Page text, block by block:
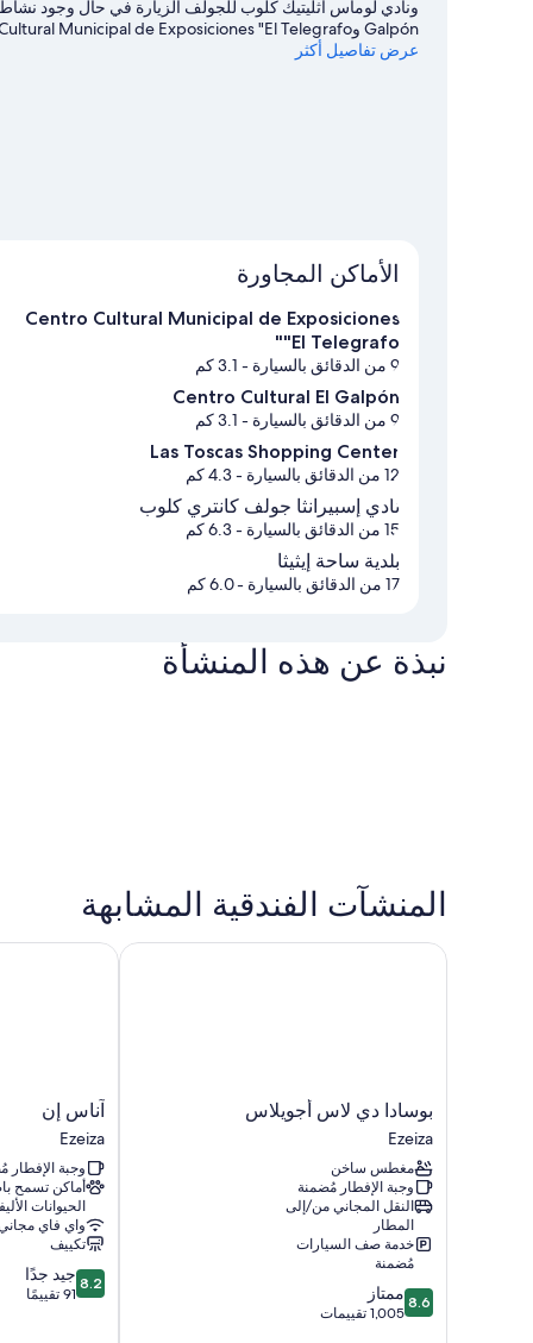
عرض تفاصيل أكثر
الأماكن المجاورة
Centro Cultural Municipal de Exposiciones
"El Telegrafo"
9 من الدقائق بالسيارة - 3.1 كم
Centro Cultural El Galpón
9 من الدقائق بالسيارة - 3.1 كم
Las Toscas Shopping Center
12 من الدقائق بالسيارة - 4.3 كم
نادي إسبيرانثا جولف كانتري كلوب
15 من الدقائق بالسيارة - 6.3 كم
بلدية ساحة إيثيثا
17 من الدقائق بالسيارة - 6.0 كم
نبذة عن هذه المنشأة
المنشآت الفندقية المشابهة
بوسادا
دي
لاس
أجويلاس
Ezeiza
بوسادا دي لاس أجويلاس
Ezeiza
مغطس ساخن
وجبة الإفطار مُضمنة
النقل المجاني من/إلى
المطار
خدمة صف السيارات
مُضمنة
8.6
من
8.6 ممتاز
1,005 تقييمات
بوسادا دي لاس أجويلاس
آناس
Ezeiza
آناس إن
Ezeiza
وجبة الإفطار
أماكن تسمح
الحيوانات
واي فاي
تكييف
8.2
من
8.2 جيد جدًا
91 تقييمًا
آناس إن